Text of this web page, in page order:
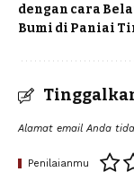
dengan cara
Bumi di Paniai
Alamat email Anda
Penilaianmu